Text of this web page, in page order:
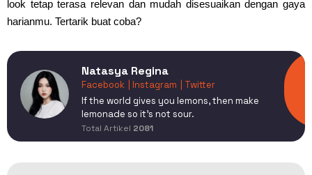
look tetap terasa relevan dan mudah disesuaikan dengan gaya
harianmu. Tertarik buat coba?
Natasya Regina
Facebook | Instagram
| Twitter
If the world gives you lemons, then make
lemonade so it's not sour.
Total Artikel 2081